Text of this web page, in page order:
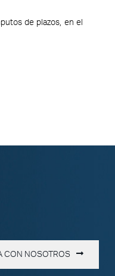
de plazos, en el
CON NOSOTROS